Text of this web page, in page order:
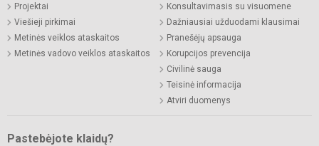
Projektai
Viešieji pirkimai
Metinės veiklos ataskaitos
Metinės vadovo veiklos ataskaitos
Konsultavimasis su visuomene
Dažniausiai užduodami klausimai
Pranešėjų apsauga
Korupcijos prevencija
Civilinė sauga
Teisinė informacija
Atviri duomenys
Pastebėjote klaidų?